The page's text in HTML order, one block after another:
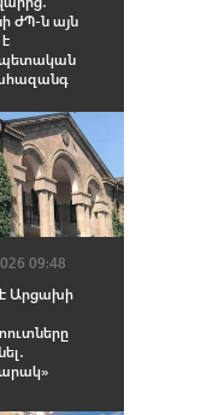
ԺՊ-ն այն
ահազանգ
09:48
է Արցախի